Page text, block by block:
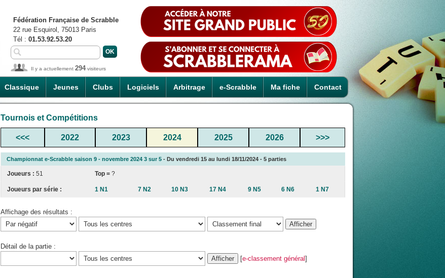
Classique Jeunes Clubs Logiciels Arbitrage e-Scrabble Ma fiche Contact
Fédération Française de Scrabble
22 rue Esquirol, 75013 Paris
Tél : 01.53.92.53.20
Il y a actuellement 294visiteurs
Tournois et Compétitions
<<< 2022 2023 2024 2025 2026 >>>
Championnat e-Scrabble saison 9 - novembre 2024 3 sur 5 - Du vendredi 15 au lundi 18/11/2024 - 5 parties
Joueurs : 51 Top = ?
Joueurs par série : 1 N1 7 N2 10 N3 17 N4 9 N5 6 N6 1 N7
Affichage des résultats :
Détail de la partie :
[e-classement général ]